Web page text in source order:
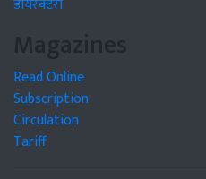
Magazines
Read Online
Subscription
Circulation
Tariff